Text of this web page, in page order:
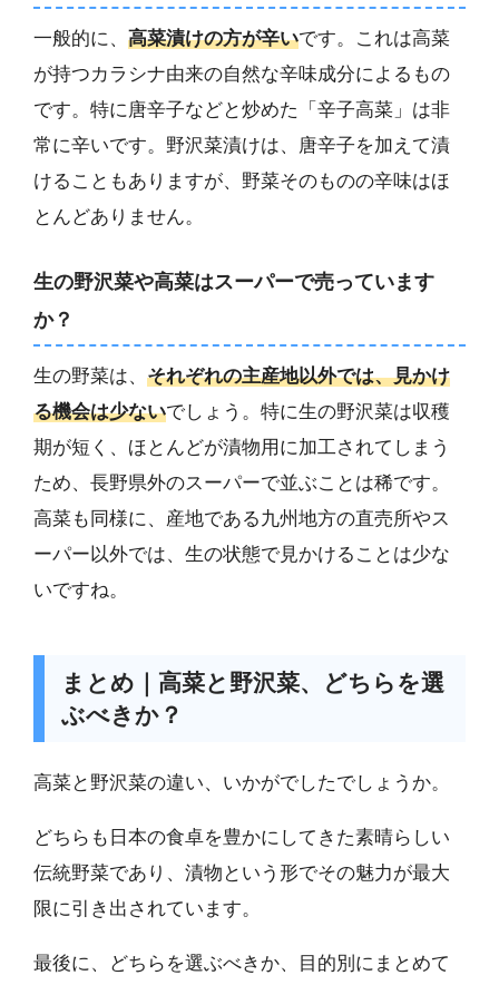
一般的に、 高菜漬けの方が辛いです。これは高菜
が持つカラシナ由来の自然な辛味成分によるもの
です。特に唐辛子などと炒めた「辛子高菜」は非
常に辛いです。野沢菜漬けは、唐辛子を加えて漬
けることもありますが、野菜そのものの辛味はほ
とんどありません。
生の野沢菜や高菜はスーパーで売っています
か？
生の野菜は、 それぞれの主産地以外では、見かけ
る機会は少ないでしょう。特に生の野沢菜は収穫
期が短く、ほとんどが漬物用に加工されてしまう
ため、長野県外のスーパーで並ぶことは稀です。
高菜も同様に、産地である九州地方の直売所やス
ーパー以外では、生の状態で見かけることは少な
いですね。
まとめ｜高菜と野沢菜、どちらを選
ぶべきか？
高菜と野沢菜の違い、いかがでしたでしょうか。
どちらも日本の食卓を豊かにしてきた素晴らしい
伝統野菜であり、漬物という形でその魅力が最大
限に引き出されています。
最後に、どちらを選ぶべきか、目的別にまとめて